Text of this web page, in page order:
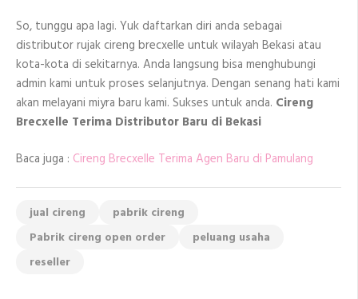
So, tunggu apa lagi. Yuk daftarkan diri anda sebagai
distributor rujak cireng brecxelle untuk wilayah Bekasi atau
kota-kota di sekitarnya. Anda langsung bisa menghubungi
admin kami untuk proses selanjutnya. Dengan senang hati kami
akan melayani miyra baru kami. Sukses untuk anda. Cireng
Brecxelle Terima Distributor Baru di Bekasi
Baca juga : Cireng Brecxelle Terima Agen Baru di Pamulang
jual cireng
pabrik cireng
Pabrik cireng open order
peluang usaha
reseller